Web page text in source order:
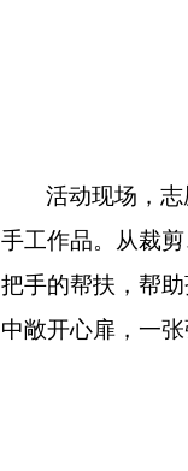
活动现场，
手工作品。从裁
把手的帮扶，帮
中敞开心扉，一